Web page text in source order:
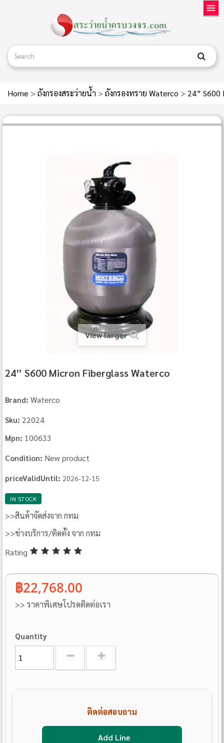
Home > ถังกรองสระว่ายน้ำ > ถังกรองทราย Waterco > 24” S600
View larger
24” S600 Micron Fiberglass Waterco
Brand: Waterco
Sku: 22024
Mpn: 100633
Condition: New product
priceValidUntil: 2026-12-15
IN STOCK
>>สินค้าจัดส่งจาก กทม
>>ช่างบริการ/ติดตั้ง จาก กทม
Rating
฿22,768.00
>> ราคาพิเศษโปรดติดต่อเรา
Quantity
ติดต่อสอบถาม
Add Line